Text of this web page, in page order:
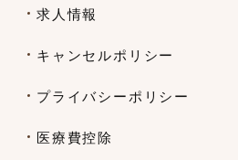
求人情報
キャンセルポリシー
プライバシーポリシー
医療費控除